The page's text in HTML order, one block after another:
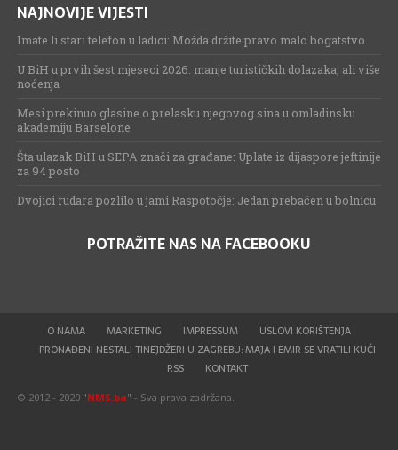
NAJNOVIJE VIJESTI
Imate li stari telefon u ladici: Možda držite pravo malo bogatstvo
U BiH u prvih šest mjeseci 2026. manje turističkih dolazaka, ali više
noćenja
Mesi prekinuo glasine o prelasku njegovog sina u omladinsku
akademiju Barselone
Šta ulazak BiH u SEPA znači za građane: Uplate iz dijaspore jeftinije
za 94 posto
Dvojici rudara pozlilo u jami Raspotočje: Jedan prebačen u bolnicu
POTRAŽITE NAS NA FACEBOOKU
O NAMA MARKETING IMPRESSUM
USLOVI KORIŠTENJA
PRONAĐENI NESTALI TINEJDŽERI U ZAGREBU: MAJA I EMIR SE VRATILI KUĆI
RSS
KONTAKT
© 2012 - 2020 "NMS.ba" - Sva prava zadržana.